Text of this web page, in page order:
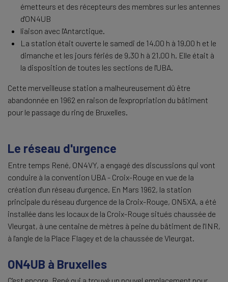
émetteurs et des récepteurs des membres sur les antennes
d'ON4UB
liaison avec l'Antarctique.
La station était ouverte le samedi de 14.00 h à 19.00 h et le
dimanche et les jours fériés de 9.30 h à 21.00 h. Elle était à
la disposition de toutes les sections de l'UBA.
Cette merveilleuse station a malheureusement dû être
abandonnée en 1962 en raison de l'expropriation du bâtiment
pour le passage du ring de Bruxelles.
Le réseau d'urgence
Entre temps René, ON4VY, a engagé des discussions qui vont
conduire à la convention UBA - Croix-Rouge en vue de la
création d'un réseau d'urgence. En Mars 1962, la station
principale du réseau d'urgence de la Croix-Rouge, ON5XA, a été
installée dans les locaux de la Croix-Rouge situés chaussée de
Vleurgat, à une centaine de mètres à peine du bâtiment de l'INR,
à l'angle de la Place Flagey et de la chaussée de Vleurgat.
ON4UB à Bruxelles